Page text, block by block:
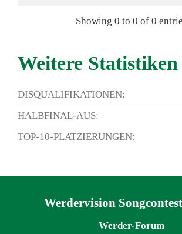
Showing 0 to 0 of 0
Weitere Statistiken
DISQUALIFIKATIONEN:
HALBFINAL-AUS:
TOP-10-PLATZIERUNGEN:
Werdervision
Werder-Forum